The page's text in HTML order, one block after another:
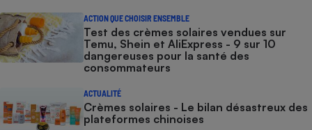
ACTION QUE CHOISIR ENSEMBLE
Test des crèmes solaires vendues sur
Temu, Shein et AliExpress - 9 sur 10
dangereuses pour la santé des
consommateurs
ACTUALITÉ
Crèmes solaires - Le bilan désastreux des
plateformes chinoises